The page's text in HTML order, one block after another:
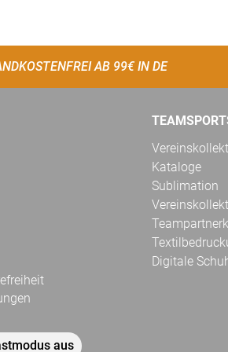
AB 99€ IN DE
aus
Kataloge
Sublimation
Digitale